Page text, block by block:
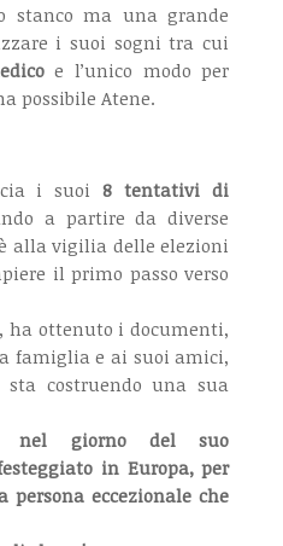
stanco ma una grande
i suoi sogni tra cui
e l’unico modo per
possibile Atene.
i suoi 8 tentativi di
a partire da diverse
alla vigilia delle elezioni
il primo passo verso
, ha ottenuto i documenti,
famiglia e ai suoi amici,
costruendo una sua
nel giorno del suo
in Europa, per
eccezionale che